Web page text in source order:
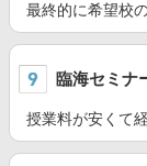
最終的に希望校
臨海セミナ
授業料が安くて